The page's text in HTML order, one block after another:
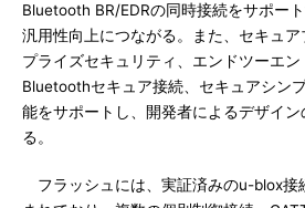
Bluetooth BR/EDRの同時接続をサポー
汎用性向上につながる。また、セキュ
プライズセキュリティ、エンドツーエン
Bluetoothセキュア接続、セキュアシン
能をサポートし、開発者によるデザイ
る。
フラッシュには、実証済みのu-blox接